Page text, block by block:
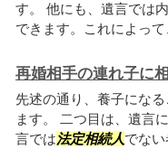
す。 他にも、遺言では
できます。これによっ
再婚相手の連れ子に
先述の通り、養子にな
ます。 二つ目は、遺言
言では法定相続人でな